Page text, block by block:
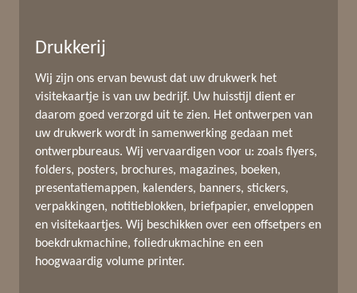
Drukkerij
Wij zijn ons ervan bewust dat uw drukwerk het
visitekaartje is van uw bedrijf. Uw huisstijl dient er
daarom goed verzorgd uit te zien. Het ontwerpen van
uw drukwerk wordt in samenwerking gedaan met
ontwerpbureaus. Wij vervaardigen voor u: zoals flyers,
folders, posters, brochures, magazines, boeken,
presentatiemappen, kalenders, banners, stickers,
verpakkingen, notitieblokken, briefpapier, enveloppen
en visitekaartjes. Wij beschikken over een offsetpers en
boekdrukmachine, foliedrukmachine en een
hoogwaardig volume printer.